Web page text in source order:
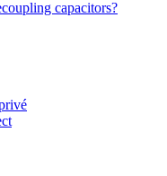
capacitors?